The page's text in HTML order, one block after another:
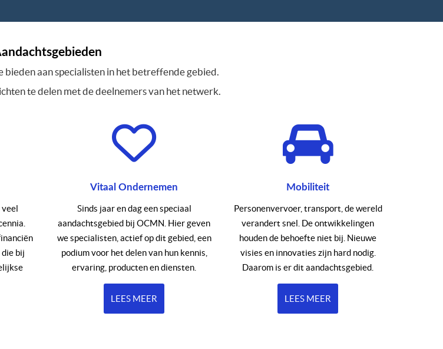
bieden aan specialisten in het betreffende gebied.
te delen met de deelnemers van het netwerk.
veel
bij
Vitaal Ondernemen
Sinds jaar en dag een speciaal
aandachtsgebied bij OCMN. Hier geven
we specialisten, actief op dit gebied, een
podium voor het delen van hun kennis,
ervaring, producten en diensten.
LEES MEER
Mobiliteit
Personenvervoer, transport, de wereld
verandert snel. De ontwikkelingen
houden de behoefte niet bij. Nieuwe
visies en innovaties zijn hard nodig.
Daarom is er dit aandachtsgebied.
LEES MEER